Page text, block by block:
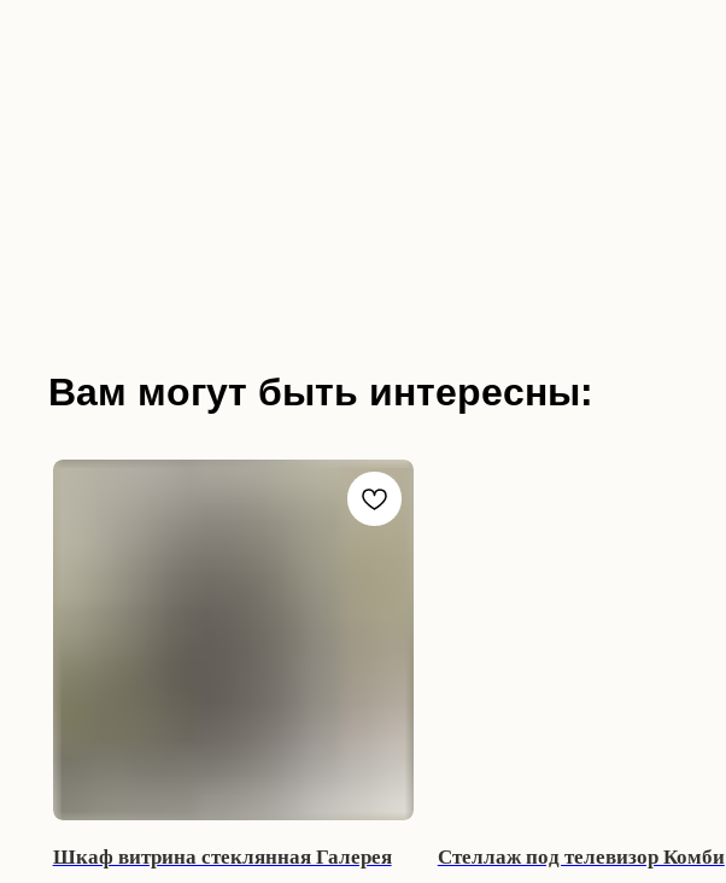
Вам могут быть интересны:
Шкаф витрина стеклянная Галерея
Стеллаж под телевизор Комби